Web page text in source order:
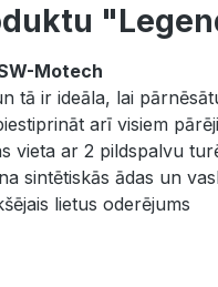
Motech
tā ir ideāla, lai
arī visiem
ar 2 pildspalvu
ādas un
lietus oderējums